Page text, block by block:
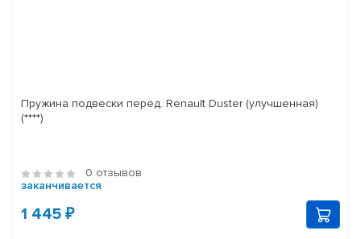
Пружина подвески перед. Renault Duster (улучшенная)
(****)
0 отзывов
заканчивается
1 445 ₽